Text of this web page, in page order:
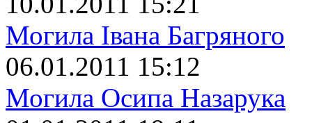
Могила Івана Багряного
06.01.2011 15:12
Могила Осипа Назарука